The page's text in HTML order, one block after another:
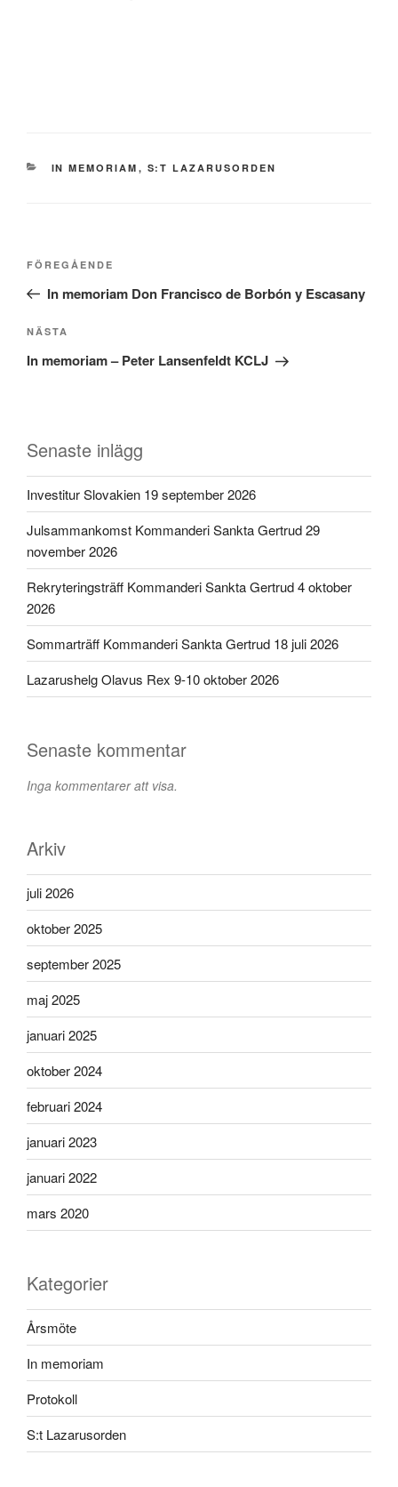
KATEGORIER
IN MEMORIAM , S:T LAZARUSORDEN
Inläggsnavigering
Föregående
inlägg
FÖREGÅENDE
In memoriam Don Francisco de Borbón y Escasany
Nästa
inlägg
NÄSTA
In memoriam – Peter Lansenfeldt KCLJ
Senaste inlägg
Investitur Slovakien 19 september 2026
Julsammankomst Kommanderi Sankta Gertrud 29
november 2026
Rekryteringsträff Kommanderi Sankta Gertrud 4 oktober
2026
Sommarträff Kommanderi Sankta Gertrud 18 juli 2026
Lazarushelg Olavus Rex 9-10 oktober 2026
Senaste kommentar
Inga kommentarer att visa.
Arkiv
juli 2026
oktober 2025
september 2025
maj 2025
januari 2025
oktober 2024
februari 2024
januari 2023
januari 2022
mars 2020
Kategorier
Årsmöte
In memoriam
Protokoll
S:t Lazarusorden